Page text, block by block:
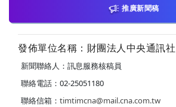
推廣新聞稿
發佈單位名稱：財團法人中央通訊社
新聞聯絡人：訊息服務核稿員
聯絡電話：02-25051180
聯絡信箱： timtimcna@mail.cna.com.tw